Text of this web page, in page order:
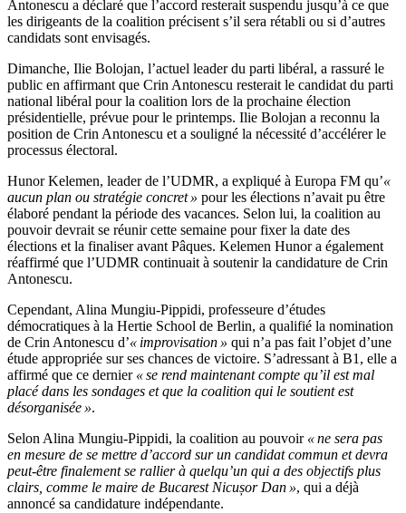
Antonescu a déclaré que l’accord resterait suspendu jusqu’à ce que
les dirigeants de la coalition précisent s’il sera rétabli ou si d’autres
candidats sont envisagés.
Dimanche, Ilie Bolojan, l’actuel leader du parti libéral, a rassuré le
public en affirmant que Crin Antonescu resterait le candidat du parti
national libéral pour la coalition lors de la prochaine élection
présidentielle, prévue pour le printemps. Ilie Bolojan a reconnu la
position de Crin Antonescu et a souligné la nécessité d’accélérer le
processus électoral.
Hunor Kelemen, leader de l’UDMR, a expliqué à Europa FM qu’«
aucun plan ou stratégie concret » pour les élections n’avait pu être
élaboré pendant la période des vacances. Selon lui, la coalition au
pouvoir devrait se réunir cette semaine pour fixer la date des
élections et la finaliser avant Pâques. Kelemen Hunor a également
réaffirmé que l’UDMR continuait à soutenir la candidature de Crin
Antonescu.
Cependant, Alina Mungiu-Pippidi, professeure d’études
démocratiques à la Hertie School de Berlin, a qualifié la nomination
de Crin Antonescu d’« improvisation » qui n’a pas fait l’objet d’une
étude appropriée sur ses chances de victoire. S’adressant à B1, elle a
affirmé que ce dernier « se rend maintenant compte qu’il est mal
placé dans les sondages et que la coalition qui le soutient est
désorganisée ».
Selon Alina Mungiu-Pippidi, la coalition au pouvoir « ne sera pas
en mesure de se mettre d’accord sur un candidat commun et devra
peut-être finalement se rallier à quelqu’un qui a des objectifs plus
clairs, comme le maire de Bucarest Nicușor Dan », qui a déjà
annoncé sa candidature indépendante.